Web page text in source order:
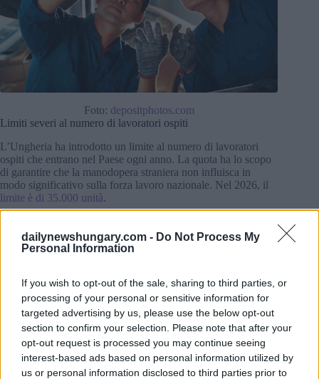
dailynewshungary.com - Do Not Process My
Personal Information
If you wish to opt-out of the sale, sharing to third parties, or
processing of your personal or sensitive information for
targeted advertising by us, please use the below opt-out
section to confirm your selection. Please note that after your
opt-out request is processed you may continue seeing
interest-based ads based on personal information utilized by
us or personal information disclosed to third parties prior to
Foto: depositphotos.com
Limiti severi al numero di lavoratori ospiti
L’Ungheria ha introdotto un limite al numero di lavoratori
ospiti che entrano nel Paese ogni anno. La quota ha lo scopo
di garantire che la manodopera straniera non influisca in
modo significativo sulla forza lavoro nazionale. Nel 2026, il
limite è di 35.000 unità.
stranieri non devono stabilirsi in modo permanente in
Ungheria. I permessi di soggiorno vengono generalmente
il Paese una volta terminato il loro contratto.
Anche il ricongiungimento familiare è limitato dal sistema
attuale, il che significa che la maggior parte dei lavoratori
arriva da sola.
Com’è la vita dei lavoratori ospiti